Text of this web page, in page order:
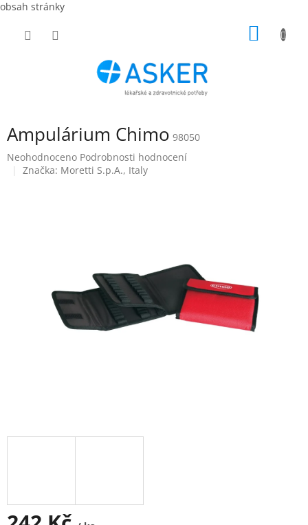
obsah stránky
Ampulárium Chimo 98050
Průměrné
hodnocení
Neohodnoceno Podrobnosti hodnocení
Značka: Moretti S.p.A., Italy